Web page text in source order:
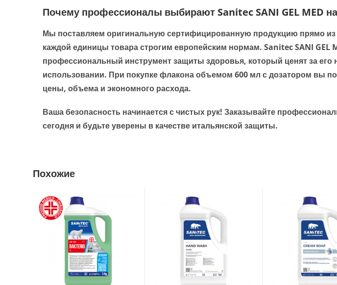
Почему профессионалы выбирают Sanitec SANI GEL MED
Мы поставляем оригинальную сертифицированную продукцию прямо из
каждой единицы товара строгим европейским нормам.Sanitec SANI GEL
профессиональный инструмент защиты здоровья, который ценят за его
использовании. При покупке флакона объемом 600 мл с дозатором вы
цены, объема и экономного расхода.
Ваша безопасность начинается с чистых рук! Заказывайте
сегодня и будьте уверены в качестве итальянской защиты.
Похожие